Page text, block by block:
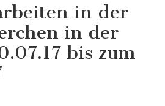
in der
in der
bis zum